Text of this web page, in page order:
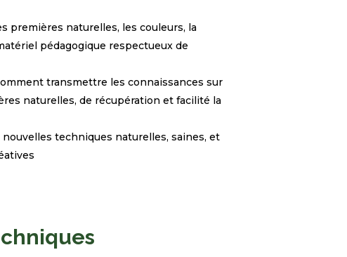
premières naturelles, les couleurs, la
pédagogique respectueux de
transmettre lesconnaissances sur
naturelles, de récupération et facilité la
techniques naturelles, saines,et